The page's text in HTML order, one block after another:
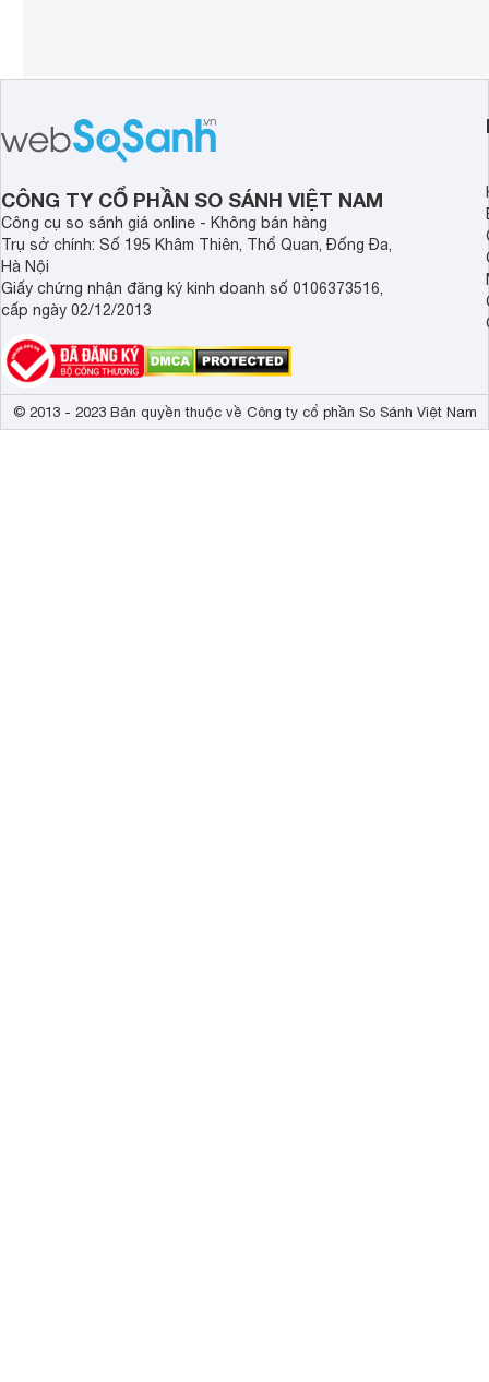
CÔNG TY CỔ PHẦN SO SÁNH VIỆT NAM
Công cụ so sánh giá online - Không bán hàng
Trụ sở chính: Số 195 Khâm Thiên, Thổ Quan, Đống Đa,
Hà Nội
Giấy chứng nhận đăng ký kinh doanh số 0106373516,
cấp ngày 02/12/2013
© 2013 - 2023 Bản quyền thuộc về Công ty cổ phần So Sánh Việt Nam